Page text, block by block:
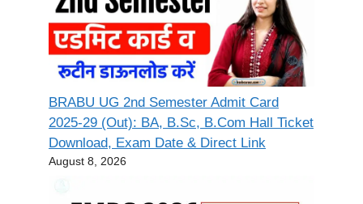
BRABU UG 2nd Semester Admit Card
2025-29 (Out): BA, B.Sc, B.Com Hall Ticket
Download, Exam Date & Direct Link
August 8, 2026